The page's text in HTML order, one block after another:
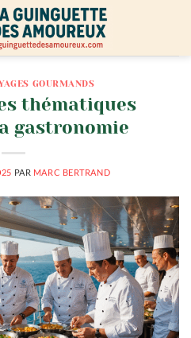
GOURMANDS
thématiques
gastronomie
PAR MARC BERTRAND